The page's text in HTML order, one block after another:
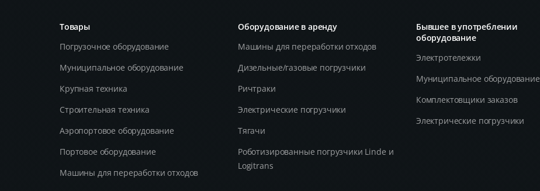
Товары
Погрузочное оборудование
Муниципальное оборудование
Крупная техника
Строительная техника
Aэропортовое оборудование
Портовое оборудование
Машины для переработки отходов
Оборудование в аренду
Машины для переработки отходов
Дизельные/газовые погрузчики
Ричтраки
Электрические погрузчики
Тягачи
Роботизированные погрузчики Linde и
Logitrans
Бывшее в употреблении
оборудование
Электротележки
Муниципальное оборудование
Комплектовщики заказов
Электрические погрузчики